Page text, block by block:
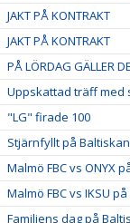
JAKT PÅ KONTRAKT
JAKT PÅ KONTRAKT
PÅ LÖRDAG GÄLLER
Uppskattad träff med
"LG" firade 100
Stjärnfyllt på Baltiskan
Malmö FBC vs ONYX
Malmö FBC vs IKSU
Familjens dag på